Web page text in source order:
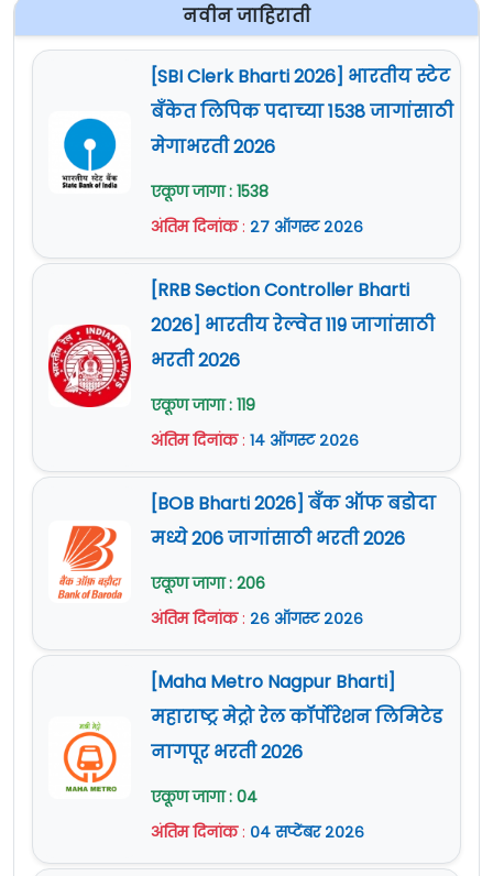
नवीन जाहिराती
[SBI Clerk Bharti 2026] भारतीय स्टेट
बँकेत लिपिक पदाच्या 1538 जागांसाठी
मेगाभरती 2026
एकूण जागा : 1538
अंतिम दिनांक: २७ ऑगस्ट २०२६
[RRB Section Controller Bharti
2026] भारतीय रेल्वेत 119 जागांसाठी
भरती 2026
एकूण जागा : 119
अंतिम दिनांक: १४ ऑगस्ट २०२६
[BOB Bharti 2026] बँक ऑफ बडोदा
मध्ये 206 जागांसाठी भरती 2026
एकूण जागा : 206
अंतिम दिनांक: २६ ऑगस्ट २०२६
[Maha Metro Nagpur Bharti]
महाराष्ट्र मेट्रो रेल कॉर्पोरेशन लिमिटेड
नागपूर भरती 2026
एकूण जागा : 04
अंतिम दिनांक: ०४ सप्टेंबर २०२६